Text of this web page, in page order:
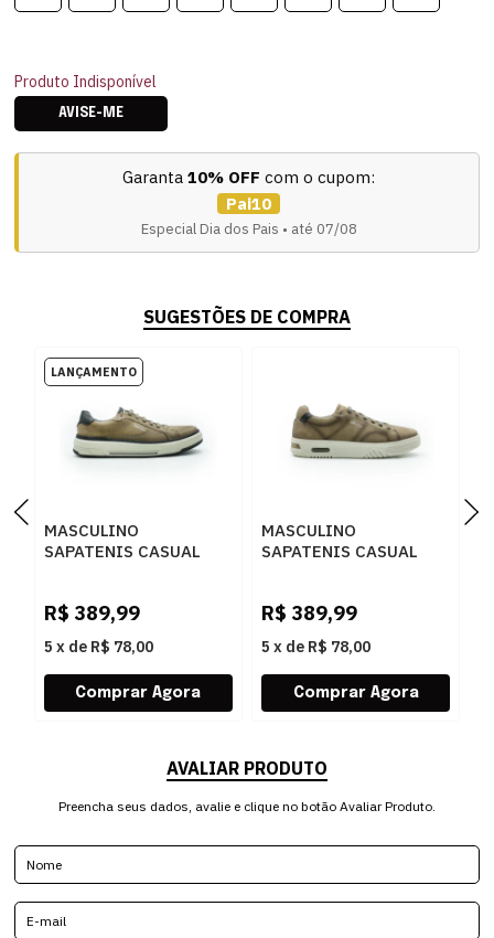
Produto Indisponível
AVISE-ME
Garanta 10% OFF com o cupom:
Pai10
Especial Dia dos Pais • até 07/08
SUGESTÕES DE COMPRA
MASCULINO
SAPATENIS CASUAL
R$ 389,99
5 x de R$ 78,00
MASCULINO
SAPATENIS CASUAL
R$ 389,99
5 x de R$ 78,00
AVALIAR PRODUTO
Preencha seus dados, avalie e clique no botão Avaliar Produto.